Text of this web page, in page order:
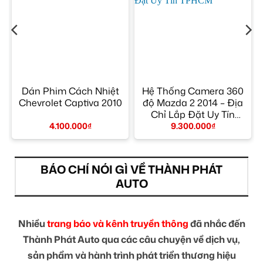
Dán Phim Cách Nhiệt
Chevrolet Captiva 2010
4.100.000₫
Hệ Thống Camera 360
độ Mazda 2 2014 – Địa
Chỉ Lắp Đặt Uy Tín
TPHCM
9.300.000₫
BÁO CHÍ NÓI GÌ VỀ THÀNH PHÁT
AUTO
Nhiềutrang báo và kênh truyền thôngđã nhắc đến
Thành Phát Auto qua các câu chuyện về dịch vụ,
sản phẩm và hành trình phát triển thương hiệu